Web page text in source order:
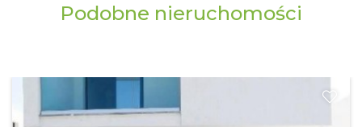
Podobne nieruchomości